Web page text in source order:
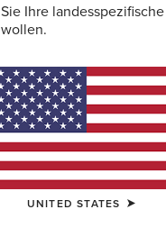
Rebar
150,00 €
(212)
FARBE: WREN
Ihre landesspezifische
UNITED STATES